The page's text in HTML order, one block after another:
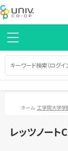
ホーム 工学院大学学
レッツノート